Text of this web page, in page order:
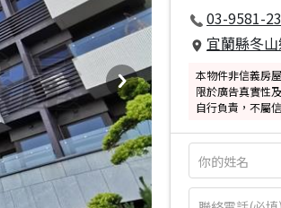
03-9581-
宜蘭縣冬
本物件非信義房
限於廣告真實性
自行負責，不屬